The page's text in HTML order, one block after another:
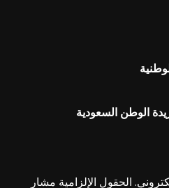
الوطن السعودية
الحقول الإلزامية مشار